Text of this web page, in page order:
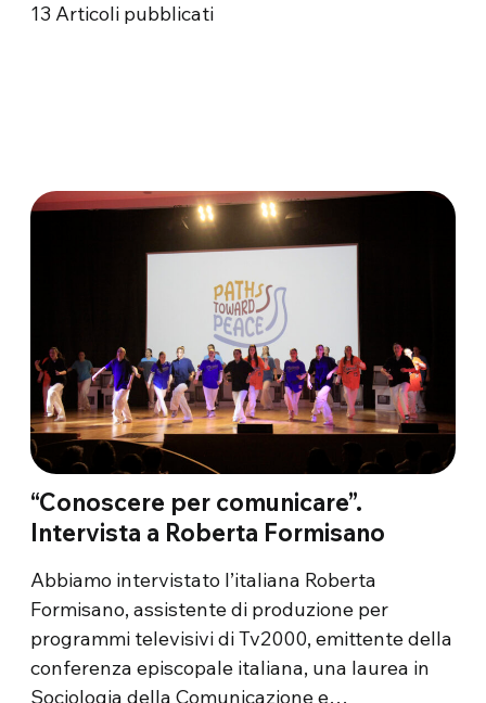
13 Articoli pubblicati
“Conoscere per comunicare”.
Intervista a Roberta Formisano
Abbiamo intervistato l’italiana Roberta
Formisano, assistente di produzione per
programmi televisivi di Tv2000, emittente della
conferenza episcopale italiana, una laurea in
Sociologia della Comunicazione e…